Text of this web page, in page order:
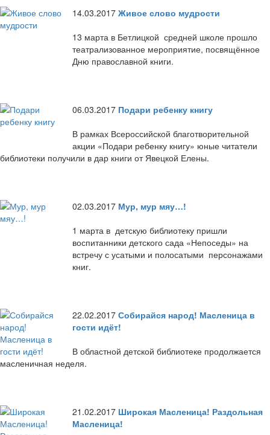
14.03.2017 Живое слово мудрости
13 марта в Бетлицкой средней школе прошло
театрализованное мероприятие, посвящённое
Дню православной книги.
06.03.2017 Подари ребенку книгу
В рамках Всероссийской благотворительной
акции «Подари ребенку книгу» юные читатели
библиотеки получили в дар книги от Явецкой Елены.
02.03.2017 Мур, мур мяу…!
1 марта в детскую библиотеку пришли
воспитанники детского сада «Непоседы» на
встречу с усатыми и полосатыми персонажами
книг.
22.02.2017 Собирайся народ! Масленица в
гости идёт!
В областной детской библиотеке продолжается
масленичная неделя.
21.02.2017 Широкая Масленица! Раздольная
Масленица!